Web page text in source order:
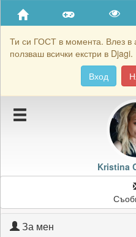
Ти си ГОСТ в момента. Влез в
ползваш всички екстри в Djagi.
Вход
Приятели
Хронология на игри
Подаръците на Kristina
Картичките на Kristina
Блокирай KristinaKristina
За мен